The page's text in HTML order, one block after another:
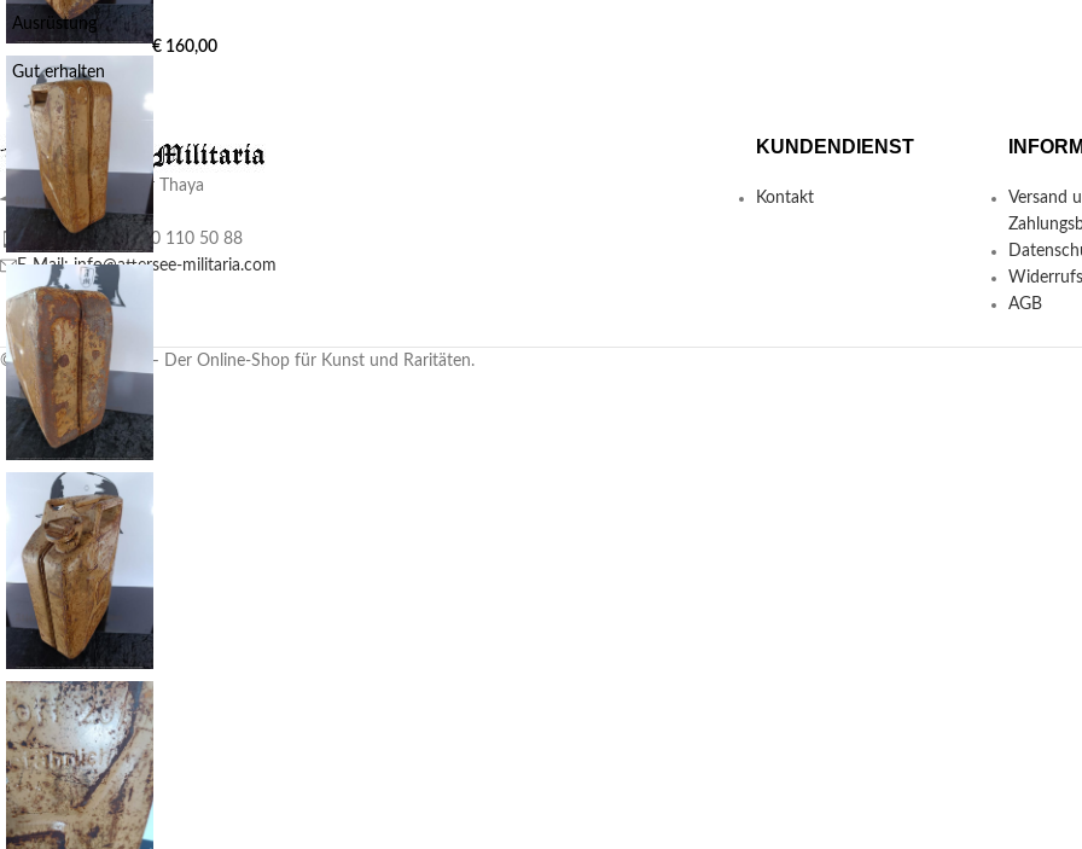
Ausrüstung
€160,00
Gut erhalten
A-2136 Laa an der Thaya
Siedlergasse 33
Phone: +43 (0) 680 110 50 88
E-Mail: info@attersee-militaria.com
KUNDENDIENST
Kontakt
Versand
AGB
© Attersee Militaria – Der Online-Shop für Kunst und Raritäten.